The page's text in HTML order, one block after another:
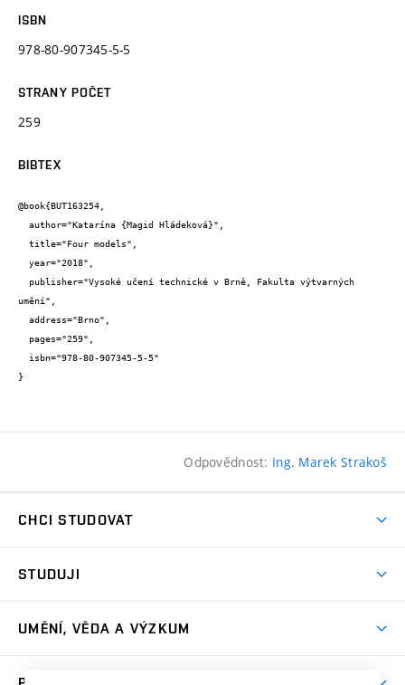
ISBN
978-80-907345-5-5
STRANY POČET
259
BIBTEX
@book{BUT163254,
umění",
}
Odpovědnost: Ing. Marek Strakoš
CHCI STUDOVAT
Přijímačky
Dny otevřených dveří
STUDUJI
Časový plán studia
UMĚNÍ, VĚDA A VÝZKUM